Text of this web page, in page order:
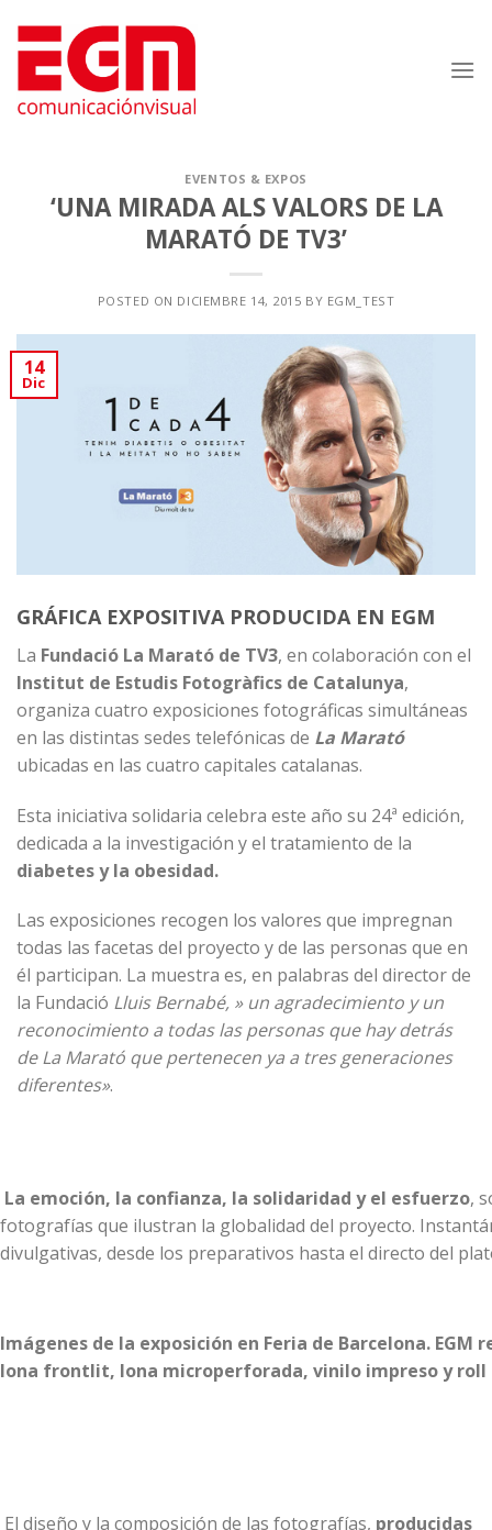
contenido
EVENTOS & EXPOS
‘UNA MIRADA ALS VALORS DE LA
MARATÓ DE TV3’
POSTED ON DICIEMBRE 14, 2015 BY EGM_TEST
14
Dic
GRÁFICA EXPOSITIVA PRODUCIDA EN EGM
La Fundació La Marató de TV3, en colaboración con el
Institut de Estudis Fotogràfics de Catalunya,
organiza cuatro exposiciones fotográficas simultáneas
en las distintas sedes telefónicas de La Marató
ubicadas en las cuatro capitales catalanas.
Esta iniciativa solidaria celebra este año su 24ª edición,
dedicada a la investigación y el tratamiento de la
diabetes y la obesidad.
Las exposiciones recogen los valores que impregnan
todas las facetas del proyecto y de las personas que en
él participan. La muestra es, en palabras del director de
la Fundació Lluis Bernabé, » un agradecimiento y un
reconocimiento a todas las personas que hay detrás
de La Marató que pertenecen ya a tres generaciones
diferentes».
La emoción, la confianza, la solidaridad y el esfuerzo,
fotografías que ilustran la globalidad del proyecto.
divulgativas, desde los preparativos hasta el directo del
Imágenes de la exposición en Feria de Barcelona. EGM
lona frontlit, lona microperforada, vinilo impreso y roll
El diseño y la composición de las fotografías, producidas